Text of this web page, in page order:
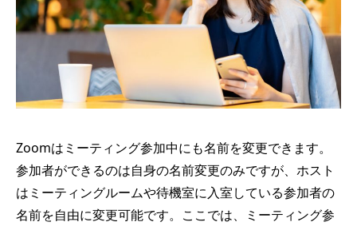
Zoomはミーティング参加中にも名前を変更できます。
参加者ができるのは自身の名前変更のみですが、ホスト
はミーティングルームや待機室に入室している参加者の
名前を自由に変更可能です。ここでは、ミーティング参